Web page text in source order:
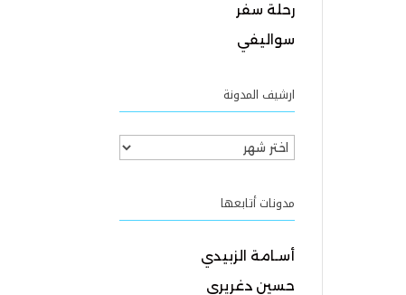
رحلة سفر
سواليفي
ارشيف المدونة
ارشيف
مدونات أتابعها
أسـامة الزبيدي
حسين دغريري